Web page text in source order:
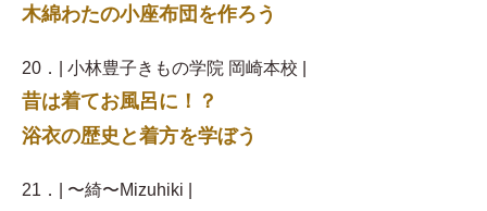
木綿わたの小座布団を作ろう
20．| 小林豊子きもの学院 岡崎本校 |
昔は着てお風呂に！？
浴衣の歴史と着方を学ぼう
21．| 〜綺〜Mizuhiki |